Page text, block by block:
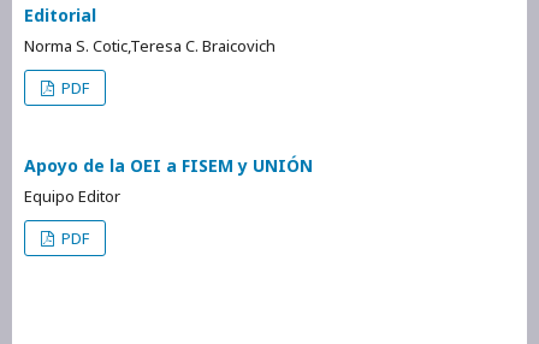
Editorial
Norma S. Cotic,Teresa C. Braicovich
PDF
Apoyo de la OEI a FISEM y UNIÓN
Equipo Editor
PDF